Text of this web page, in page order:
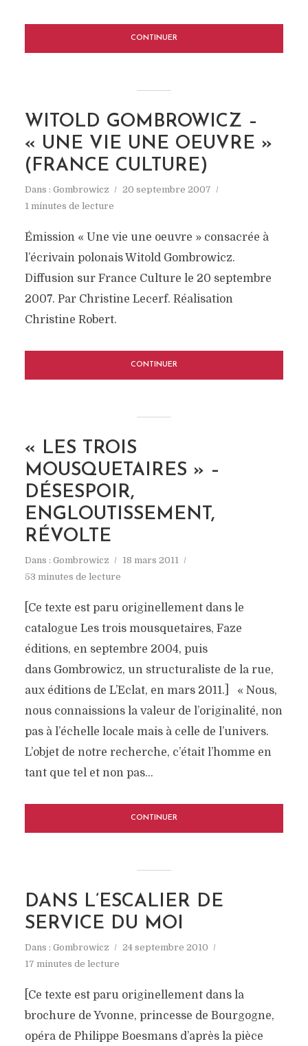
CONTINUER
WITOLD GOMBROWICZ –
« UNE VIE UNE OEUVRE »
(FRANCE CULTURE)
Dans : Gombrowicz
20 septembre 2007
1 minutes de lecture
Émission « Une vie une oeuvre » consacrée à
l’écrivain polonais Witold Gombrowicz.
Diffusion sur France Culture le 20 septembre
2007. Par Christine Lecerf. Réalisation
Christine Robert.
CONTINUER
« LES TROIS
MOUSQUETAIRES » –
DÉSESPOIR,
ENGLOUTISSEMENT,
RÉVOLTE
Dans : Gombrowicz
18 mars 2011
53 minutes de lecture
[Ce texte est paru originellement dans le
catalogue Les trois mousquetaires, Faze
éditions, en septembre 2004, puis
dans Gombrowicz, un structuraliste de la rue,
aux éditions de L’Eclat, en mars 2011.] « Nous,
nous connaissions la valeur de l’originalité, non
pas à l’échelle locale mais à celle de l’univers.
L’objet de notre recherche, c’était l’homme en
tant que tel et non pas...
CONTINUER
DANS L’ESCALIER DE
SERVICE DU MOI
Dans : Gombrowicz
24 septembre 2010
17 minutes de lecture
[Ce texte est paru originellement dans la
brochure de Yvonne, princesse de Bourgogne,
opéra de Philippe Boesmans d’après la pièce